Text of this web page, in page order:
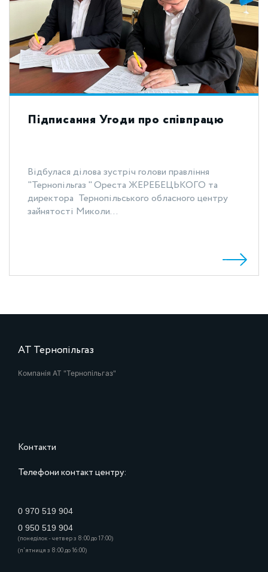
Підписання Угоди про співпрацю
Відбулася ділова зустріч голови правління
"Тернопільгаз " Ореста ЖЕРЕБЕЦЬКОГО та
директора Тернопільського обласного центру
зайнятості Миколи...
АТ Тернопільгаз
Компанія АТ "Тернопільгаз"
Контакти
Телефони контакт центру:
0 970 519 904
0 950 519 904
(понеділок - четвер з 8:00 до 17:00)
(п'ятниця з 8:00 до 16:00)